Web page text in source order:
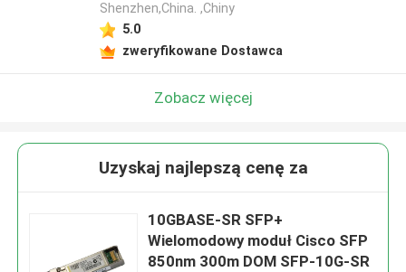
Shenzhen,China. ,Chiny
5.0
zweryfikowane Dostawca
Zobacz więcej
Uzyskaj najlepszą cenę za
10GBASE-SR SFP+
Wielomodowy moduł Cisco SFP
850nm 300m DOM SFP-10G-SR